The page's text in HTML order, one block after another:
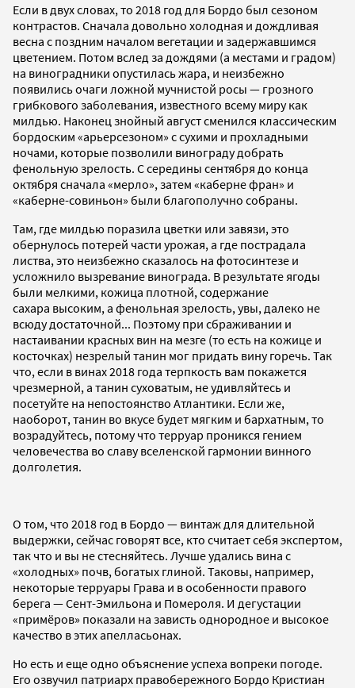
Если в двух словах, то 2018 год для Бордо был сезоном
контрастов. Сначала довольно холодная и дождливая
весна с поздним началом вегетации и задержавшимся
цветением. Потом вслед за дождями (а местами и градом)
на виноградники опустилась жара, и неизбежно
появились очаги ложной мучнистой росы — грозного
грибкового заболевания, известного всему миру как
милдью. Наконец знойный август сменился классическим
бордоским «арьер­сезоном» с сухими и прохладными
ночами, которые позволили винограду добрать
фенольную зрелость. С середины сентября до конца
октября сначала «мерло», затем «каберне фран» и
«каберне-совиньон» были благополучно собраны.
Там, где милдью поразила цветки или завязи, это
обернулось потерей части урожая, а где пострадала
листва, это неизбежно сказалось на фотосинтезе и
усложнило вызревание винограда. В результате ягоды
были мелкими, кожица плотной, содержание
сахара высоким, а фенольная зрелость, увы, далеко не
всюду достаточной... Поэтому при сбраживании и
настаивании красных вин на мезге (то есть на кожице и
косточках) незрелый танин мог придать вину горечь. Так
что, если в винах 2018 года терпкость вам покажется
чрезмерной, а танин суховатым, не удивляйтесь и
посетуйте на непостоянство Атлантики. Если же,
наоборот, танин во вкусе будет мягким и бархатным, то
возрадуйтесь, потому что терруар проникся гением
человечества во славу вселенской гармонии винного
долголетия.
О том, что 2018 год в Бордо — винтаж для длительной
выдержки, сейчас говорят все, кто считает себя экспертом,
так что и вы не стесняйтесь. Лучше удались вина с
«холодных» почв, богатых глиной. Таковы, например,
некоторые терруары Грава и в особенности правого
берега — Сент-Эмильона и Помероля. И дегустации
«примёров» показали на зависть однородное и высокое
качество в этих апелласьонах.
Но есть и еще одно объяснение успеха вопреки погоде.
Его озвучил патриарх правобережного Бордо Кристиан